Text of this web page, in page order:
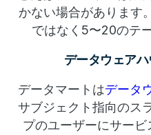
かない場合があります
ではなく5〜20のテ
データウェア
データマートはデータ
サブジェクト指向のス
プのユーザーにサー